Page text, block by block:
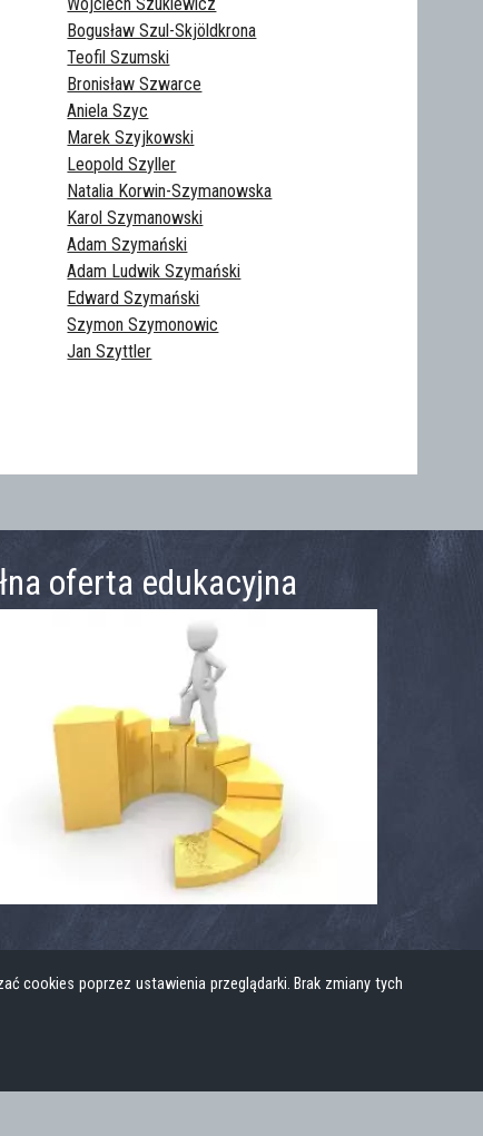
Bogusław Szul-Skjöldkrona
Teofil Szumski
Bronisław Szwarce
Aniela Szyc
Marek Szyjkowski
Leopold Szyller
Natalia Korwin-Szymanowska‎
Karol Szymanowski‎
Adam Szymański‎
Adam Ludwik Szymański
Edward Szymański‎
Szymon Szymonowic
Jan Szyttler‎
oferta edukacyjna
cookies poprzez ustawienia przeglądarki. Brak zmiany tych